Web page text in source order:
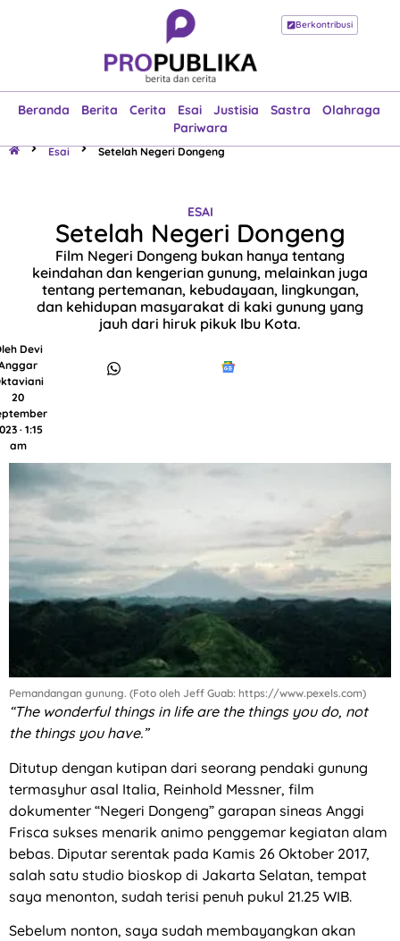
Berkontribusi
Beranda Berita Cerita Esai Justisia Sastra
Olahraga
Pariwara
Beranda
Esai
Justisia
Sastra
Olahraga
Pariwara
Esai Setelah Negeri Dongeng
ESAI
Setelah Negeri Dongeng
Film Negeri Dongeng bukan hanya tentang
keindahan dan kengerian gunung, melainkan juga
tentang pertemanan, kebudayaan, lingkungan,
dan kehidupan masyarakat di kaki gunung yang
jauh dari hiruk pikuk Ibu Kota.
Devi
20
· 1:15
am
Pemandangan gunung. (Foto oleh Jeff Guab: https://www.pexels.com)
“The wonderful things in life are the things you do, not
the things you have.”
Ditutup dengan kutipan dari seorang pendaki gunung
termasyhur asal Italia, Reinhold Messner, film
dokumenter “Negeri Dongeng” garapan sineas Anggi
Frisca sukses menarik animo penggemar kegiatan alam
bebas. Diputar serentak pada Kamis 26 Oktober 2017,
salah satu studio bioskop di Jakarta Selatan, tempat
saya menonton, sudah terisi penuh pukul 21.25 WIB.
Sebelum nonton, saya sudah membayangkan akan